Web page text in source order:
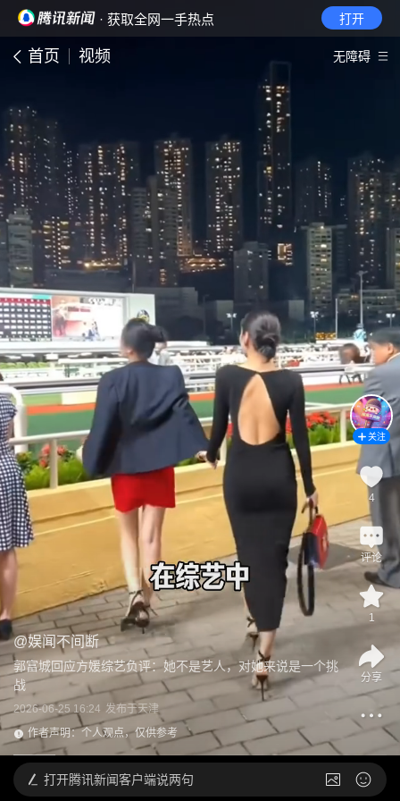
· 获取全网一手热点 打开
首页 视频 无障碍
@娱闻不间断
郭富城回应方媛综艺负评：她不是艺人，对她来说是一个挑
战
2026-06-25 16:24 发布于天津
作者声明：个人观点，仅供参考
关注
4
评论
1
分享
打开腾讯新闻客户端说两句